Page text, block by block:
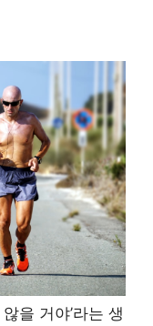
을 거야’라는 생